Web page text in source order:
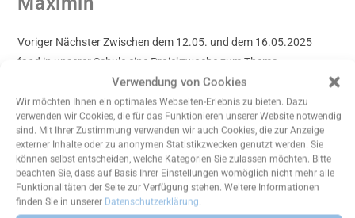
Verwendung von Cookies
Wir möchten Ihnen ein optimales Webseiten-Erlebnis zu bieten. Dazu
verwenden wir Cookies, die für das Funktionieren unserer Website notwendig
sind. Mit Ihrer Zustimmung verwenden wir auch Cookies, die zur Anzeige
externer Inhalte oder zu anonymen Statistikzwecken genutzt werden. Sie
können selbst entscheiden, welche Kategorien Sie zulassen möchten. Bitte
beachten Sie, dass auf Basis Ihrer Einstellungen womöglich nicht mehr alle
Funktionalitäten der Seite zur Verfügung stehen. Weitere Informationen
finden Sie in unserer Datenschutzerklärung.
Voriger Nächster Zwischen dem 12.05. und dem 16.05.2025
fand in unserer Schule eine Projektwoche zum Thema
Nachhaltigkeit statt. In zahlreichen Projekten und
Mitmachstationen setzten sich Schülerinnen und Schüler aller
Jahrgangsstufen…
Weiterlesen